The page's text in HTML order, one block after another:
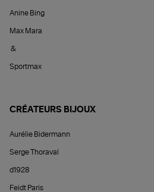
Anine Bing
Max Mara
&
Sportmax
CRÉATEURS BIJOUX
Aurélie Bidermann
Serge Thoraval
d1928
Feidt Paris